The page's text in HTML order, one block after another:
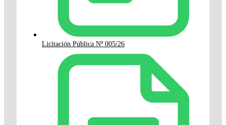
Licitación Pública Nº 005/26